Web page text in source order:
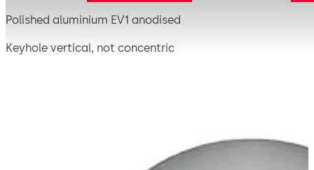
Polished aluminium EV1 anodised
Keyhole vertical, not concentric